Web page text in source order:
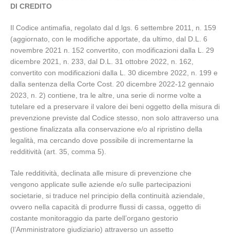
DI CREDITO
Il Codice antimafia, regolato dal d.lgs. 6 settembre 2011, n. 159
(aggiornato, con le modifiche apportate, da ultimo, dal D.L. 6
novembre 2021 n. 152 convertito, con modificazioni dalla L. 29
dicembre 2021, n. 233, dal D.L. 31 ottobre 2022, n. 162,
convertito con modificazioni dalla L. 30 dicembre 2022, n. 199 e
dalla sentenza della Corte Cost. 20 dicembre 2022-12 gennaio
2023, n. 2) contiene, tra le altre, una serie di norme volte a
tutelare ed a preservare il valore dei beni oggetto della misura di
prevenzione previste dal Codice stesso, non solo attraverso una
gestione finalizzata alla conservazione e/o al ripristino della
legalità, ma cercando dove possibile di incrementarne la
redditività (art. 35, comma 5).
Tale redditività, declinata alle misure di prevenzione che
vengono applicate sulle aziende e/o sulle partecipazioni
societarie, si traduce nel principio della continuità aziendale,
ovvero nella capacità di produrre flussi di cassa, oggetto di
costante monitoraggio da parte dell’organo gestorio
(l’Amministratore giudiziario) attraverso un assetto